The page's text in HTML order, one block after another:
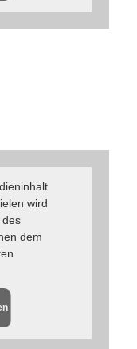
wird
des
dem